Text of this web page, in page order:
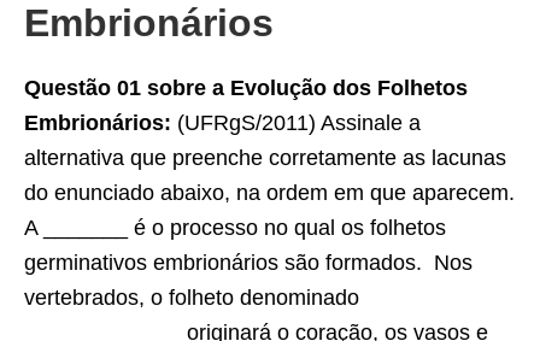
Embrionários
Questão 01 sobre a Evolução dos Folhetos
Embrionários: (UFRgS/2011) Assinale a
alternativa que preenche corretamente as lacunas
do enunciado abaixo, na ordem em que aparecem.
A _______ é o processo no qual os folhetos
germinativos embrionários são formados. Nos
vertebrados, o folheto denominado
_____________ originará o coração, os vasos e